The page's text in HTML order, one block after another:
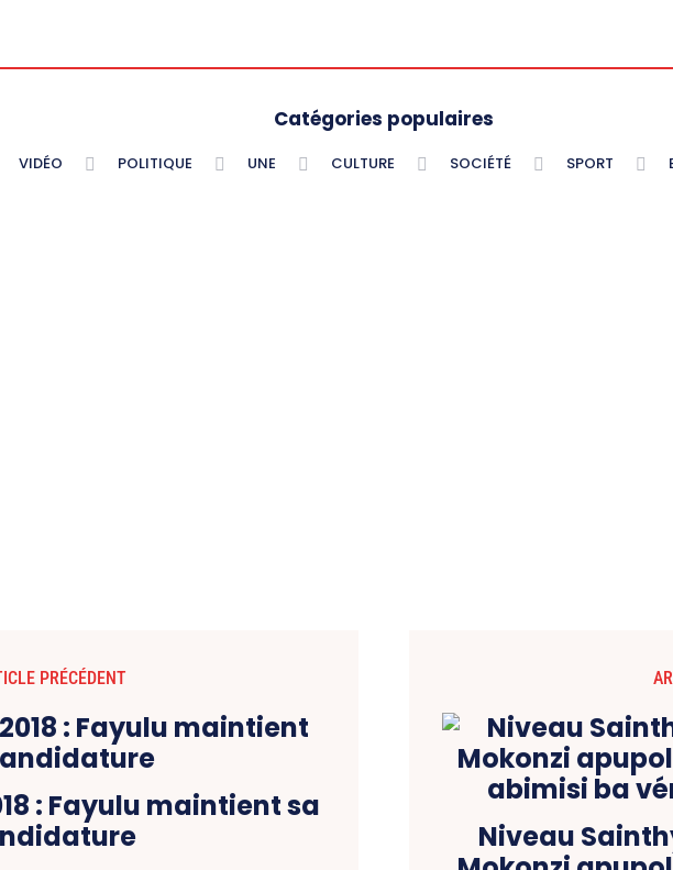
Catégories populaires
VIDÉO POLITIQUE UNE CULTURE SOCIÉTÉ SPORT
PRÉCÉDENT
: Fayulu maintient sa
Niveau